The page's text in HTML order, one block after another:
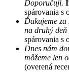
Doporučuji.
spárovania s
Ďakujeme
na druhý deň
spárovania s
Dnes nám
môžeme len
(overená